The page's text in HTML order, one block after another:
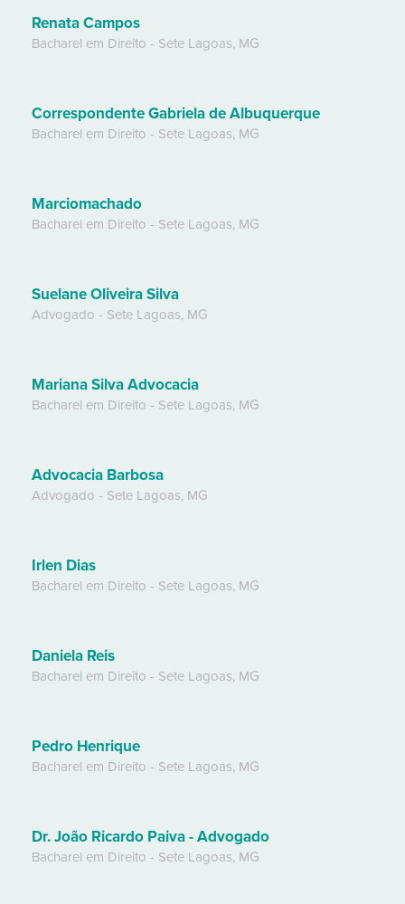
Renata Campos
Bacharel em Direito - Sete Lagoas, MG
Correspondente Gabriela de Albuquerque
Bacharel em Direito - Sete Lagoas, MG
Marciomachado
Bacharel em Direito - Sete Lagoas, MG
Suelane Oliveira Silva
Advogado - Sete Lagoas, MG
Mariana Silva Advocacia
Bacharel em Direito - Sete Lagoas, MG
Advocacia Barbosa
Advogado - Sete Lagoas, MG
Irlen Dias
Bacharel em Direito - Sete Lagoas, MG
Daniela Reis
Bacharel em Direito - Sete Lagoas, MG
Pedro Henrique
Bacharel em Direito - Sete Lagoas, MG
Dr. João Ricardo Paiva - Advogado
Bacharel em Direito - Sete Lagoas, MG